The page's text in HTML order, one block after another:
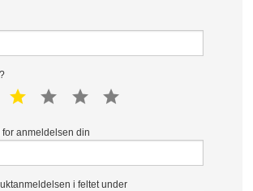
2 star 3 star 4 star 5 star
for anmeldelsen din
i feltet under